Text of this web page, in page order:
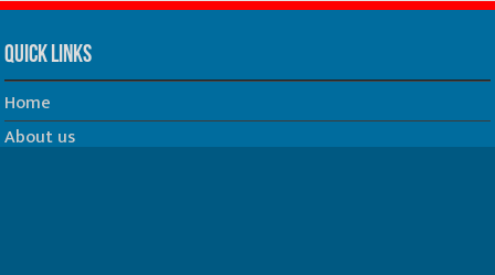
Quick Links
Home
About us